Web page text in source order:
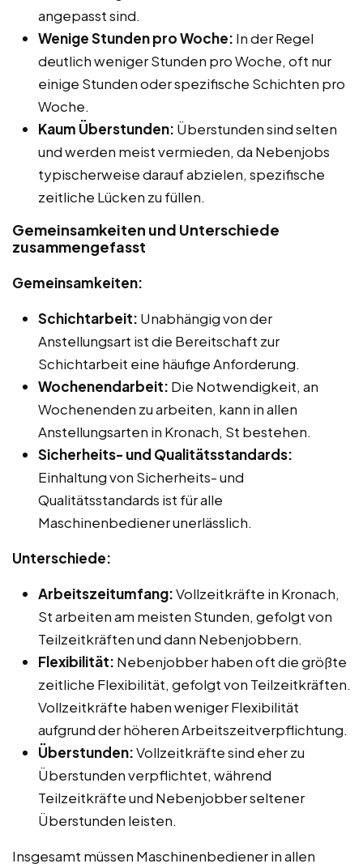
angepasst sind.
Wenige Stunden pro Woche: In der Regel
deutlich weniger Stunden pro Woche, oft nur
einige Stunden oder spezifische Schichten pro
Woche.
Kaum Überstunden: Überstunden sind selten
und werden meist vermieden, da Nebenjobs
typischerweise darauf abzielen, spezifische
zeitliche Lücken zu füllen.
Gemeinsamkeiten und Unterschiede
zusammengefasst
Gemeinsamkeiten:
Schichtarbeit: Unabhängig von der
Anstellungsart ist die Bereitschaft zur
Schichtarbeit eine häufige Anforderung.
Wochenendarbeit: Die Notwendigkeit, an
Wochenenden zu arbeiten, kann in allen
Anstellungsarten in Kronach, St bestehen.
Sicherheits- und Qualitätsstandards:
Einhaltung von Sicherheits- und
Qualitätsstandards ist für alle
Maschinenbediener unerlässlich.
Unterschiede:
Arbeitszeitumfang:Vollzeitkräfte in Kronach,
St arbeiten am meisten Stunden, gefolgt von
Teilzeitkräften und dann Nebenjobbern.
Flexibilität: Nebenjobber haben oft die größte
zeitliche Flexibilität, gefolgt von Teilzeitkräften.
Vollzeitkräfte haben weniger Flexibilität
aufgrund der höheren Arbeitszeitverpflichtung.
Überstunden:Vollzeitkräfte sind eher zu
Überstunden verpflichtet, während
Teilzeitkräfte und Nebenjobber seltener
Überstunden leisten.
Insgesamt müssen Maschinenbediener in allen